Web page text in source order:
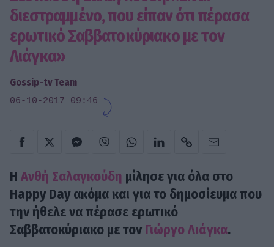
διεστραμμένο, που είπαν ότι πέρασα
ερωτικό Σαββατοκύριακο με τον
Λιάγκα»
Gossip-tv Team
06-10-2017 09:46
Η Ανθή Σαλαγκούδη μίλησε για όλα στο
Happy Day ακόμα και για το δημοσίευμα που
την ήθελε να πέρασε ερωτικό
Σαββατοκύριακο με τον Γιώργο Λιάγκα.